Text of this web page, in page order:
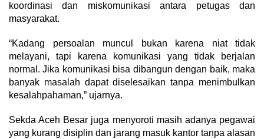
koordinasi dan miskomunikasi antara petugas dan
masyarakat.
“Kadang persoalan muncul bukan karena niat tidak
melayani, tapi karena komunikasi yang tidak berjalan
normal. Jika komunikasi bisa dibangun dengan baik, maka
banyak masalah dapat diselesaikan tanpa menimbulkan
kesalahpahaman,” ujarnya.
Sekda Aceh Besar juga menyoroti masih adanya pegawai
yang kurang disiplin dan jarang masuk kantor tanpa alasan